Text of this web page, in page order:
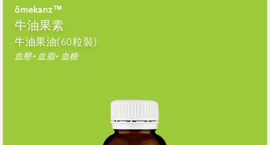
ōmekanz™
牛油果素
牛油果油(60粒裝)
血壓• 血脂• 血糖